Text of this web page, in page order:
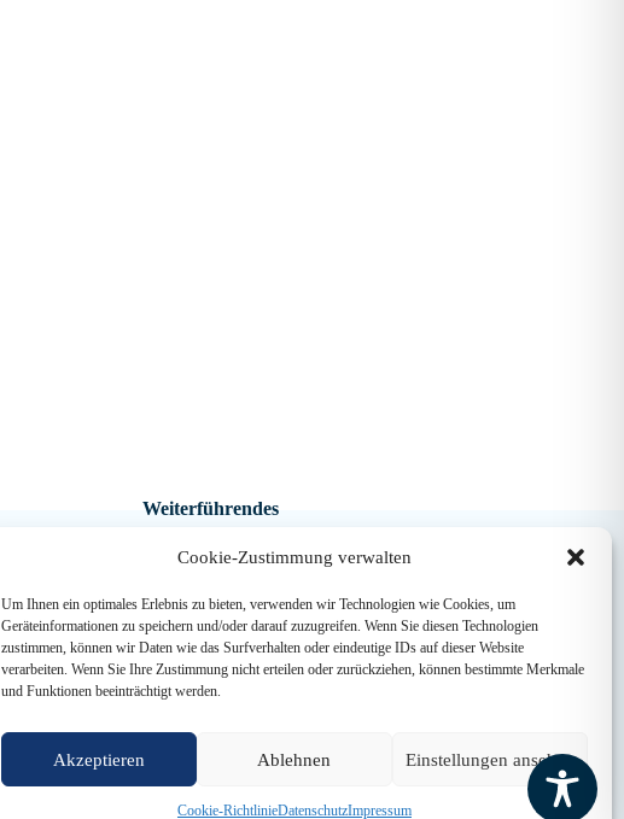
Cookie-Zustimmung verwalten
Um Ihnen ein optimales Erlebnis zu bieten, verwenden wir Technologien wie Cookies, um
Geräteinformationen zu speichern und/oder darauf zuzugreifen. Wenn Sie diesen Technologien
zustimmen, können wir Daten wie das Surfverhalten oder eindeutige IDs auf dieser Website
verarbeiten. Wenn Sie Ihre Zustimmung nicht erteilen oder zurückziehen, können bestimmte Merkmale
und Funktionen beeinträchtigt werden.
Akzeptieren Ablehnen Einstellungen ansehen
Cookie-RichtlinieDatenschutzImpressum
Weiterführendes
Förderverein